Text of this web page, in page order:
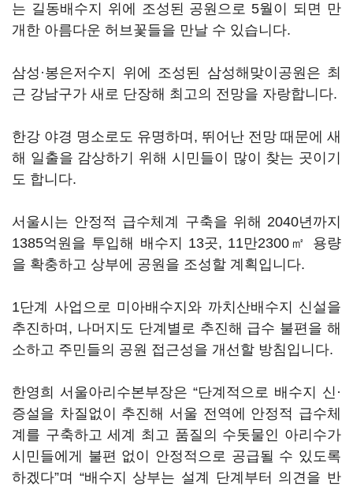
는 길동배수지 위에 조성된 공원으로 5월이 되면 만
개한 아름다운 허브꽃들을 만날 수 있습니다.
삼성·봉은저수지 위에 조성된 삼성해맞이공원은 최
근 강남구가 새로 단장해 최고의 전망을 자랑합니다.
한강 야경 명소로도 유명하며, 뛰어난 전망 때문에 새
해 일출을 감상하기 위해 시민들이 많이 찾는 곳이기
도 합니다.
서울시는 안정적 급수체계 구축을 위해 2040년까지
1385억원을 투입해 배수지 13곳, 11만2300㎡ 용량
을 확충하고 상부에 공원을 조성할 계획입니다.
1단계 사업으로 미아배수지와 까치산배수지 신설을
추진하며, 나머지도 단계별로 추진해 급수 불편을 해
소하고 주민들의 공원 접근성을 개선할 방침입니다.
한영희 서울아리수본부장은 “단계적으로 배수지 신·
증설을 차질없이 추진해 서울 전역에 안정적 급수체
계를 구축하고 세계 최고 품질의 수돗물인 아리수가
시민들에게 불편 없이 안정적으로 공급될 수 있도록
하겠다”며 “배수지 상부는 설계 단계부터 의견을 반